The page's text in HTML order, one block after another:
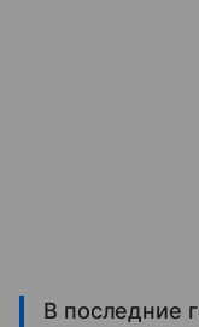
В последние